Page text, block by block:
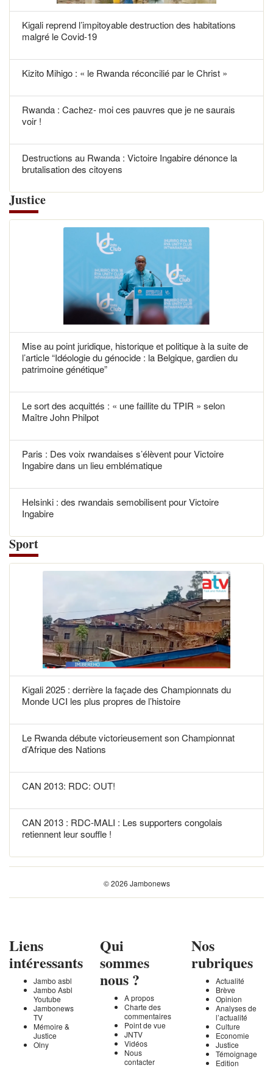
Kigali reprend l’impitoyable destruction des habitations
malgré le Covid-19
Kizito Mihigo : « le Rwanda réconcilié par le Christ »
Rwanda : Cachez- moi ces pauvres que je ne saurais
voir !
Destructions au Rwanda : Victoire Ingabire dénonce la
brutalisation des citoyens
Justice
Mise au point juridique, historique et politique à la suite de
l’article “Idéologie du génocide : la Belgique, gardien du
patrimoine génétique”
Le sort des acquittés : « une faillite du TPIR » selon
Maître John Philpot
Paris : Des voix rwandaises s’élèvent pour Victoire
Ingabire dans un lieu emblématique
Helsinki : des rwandais semobilisent pour Victoire
Ingabire
Sport
Kigali 2025 : derrière la façade des Championnats du
Monde UCI les plus propres de l’histoire
Le Rwanda débute victorieusement son Championnat
d’Afrique des Nations
CAN 2013: RDC: OUT!
CAN 2013 : RDC-MALI : Les supporters congolais
retiennent leur souffle !
© 2026 Jambonews
Liens
intéressants
Jambo asbl
Jambo Asbl
Youtube
Jambonews
TV
Mémoire &
Justice
Olny
Qui
sommes
nous ?
A propos
Charte des
commentaires
Point de vue
JNTV
Vidéos
Nous
contacter
Nos
rubriques
Actualité
Brève
Opinion
Analyses de
l’actualité
Culture
Economie
Justice
Témoignage
Edition